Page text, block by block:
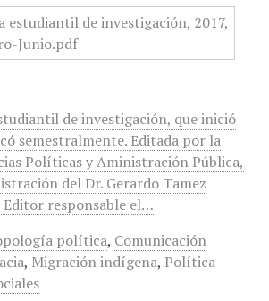
de investigación, que inició
semestralmente. Editada por la
Políticas y Aministración Pública,
del Dr. Gerardo Tamez
Editor responsable el…
política, Comunicación
, Migración indígena, Política